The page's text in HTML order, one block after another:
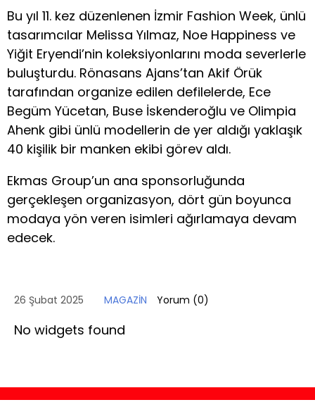
Bu yıl 11. kez düzenlenen İzmir Fashion Week, ünlü
tasarımcılar Melissa Yılmaz, Noe Happiness ve
Yiğit Eryendi’nin koleksiyonlarını moda severlerle
buluşturdu. Rönasans Ajans’tan Akif Örük
tarafından organize edilen defilelerde, Ece
Begüm Yücetan, Buse İskenderoğlu ve Olimpia
Ahenk gibi ünlü modellerin de yer aldığı yaklaşık
40 kişilik bir manken ekibi görev aldı.
Ekmas Group’un ana sponsorluğunda
gerçekleşen organizasyon, dört gün boyunca
modaya yön veren isimleri ağırlamaya devam
edecek.
26 Şubat 2025 MAGAZİN Yorum (0)
No widgets found